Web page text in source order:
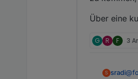
Über eine
G R F 3
S sradi@